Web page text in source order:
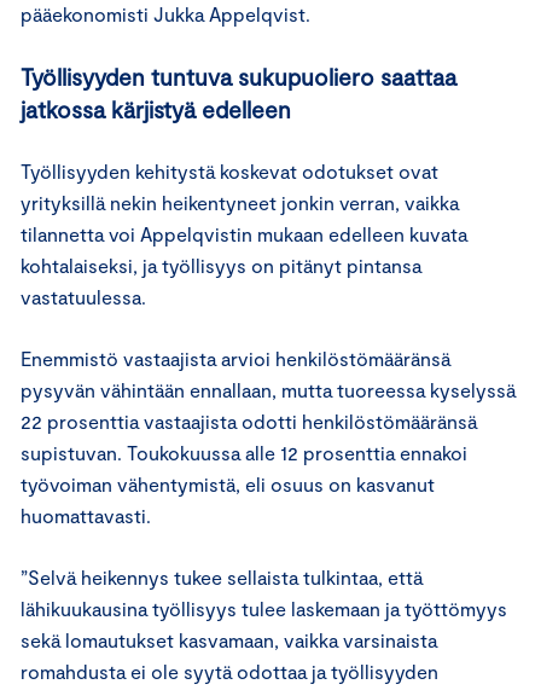
pääekonomisti Jukka Appelqvist.
Työllisyyden tuntuva sukupuoliero saattaa
jatkossa kärjistyä edelleen
Työllisyyden kehitystä koskevat odotukset ovat
yrityksillä nekin heikentyneet jonkin verran, vaikka
tilannetta voi Appelqvistin mukaan edelleen kuvata
kohtalaiseksi, ja työllisyys on pitänyt pintansa
vastatuulessa.
Enemmistö vastaajista arvioi henkilöstömääränsä
pysyvän vähintään ennallaan, mutta tuoreessa kyselyssä
22 prosenttia vastaajista odotti henkilöstömääränsä
supistuvan. Toukokuussa alle 12 prosenttia ennakoi
työvoiman vähentymistä, eli osuus on kasvanut
huomattavasti.
”Selvä heikennys tukee sellaista tulkintaa, että
lähikuukausina työllisyys tulee laskemaan ja työttömyys
sekä lomautukset kasvamaan, vaikka varsinaista
romahdusta ei ole syytä odottaa ja työllisyyden